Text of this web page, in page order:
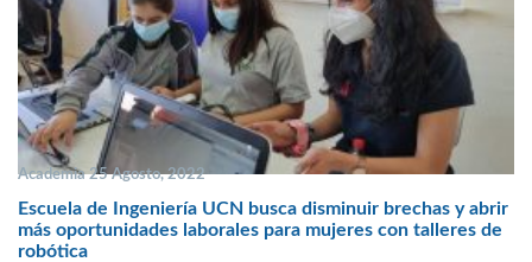
Academia 25 Agosto, 2022
Escuela de Ingeniería UCN busca disminuir brechas y abrir
más oportunidades laborales para mujeres con talleres de
robótica